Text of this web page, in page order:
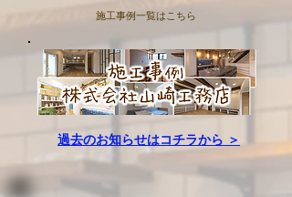
施工事例一覧はこちら
​過去のお知らせはコチラから ＞